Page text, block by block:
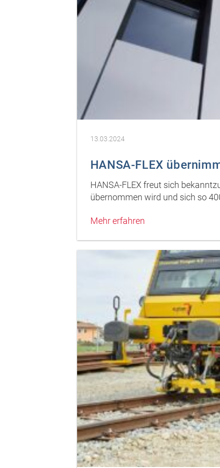
13.03.2024
HANSA-FLEX
HANSA-FLEX freut sich
übernommen wird und sich so
Mehr erfahren